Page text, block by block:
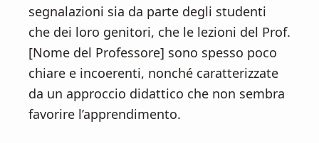
segnalazioni sia da parte degli studenti
che dei loro genitori, che le lezioni del Prof.
[Nome del Professore] sono spesso poco
chiare e incoerenti, nonché caratterizzate
da un approccio didattico che non sembra
favorire l’apprendimento.